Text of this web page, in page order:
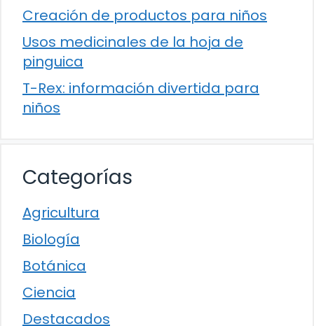
Creación de productos para niños
Usos medicinales de la hoja de
pinguica
T-Rex: información divertida para
niños
Categorías
Agricultura
Biología
Botánica
Ciencia
Destacados